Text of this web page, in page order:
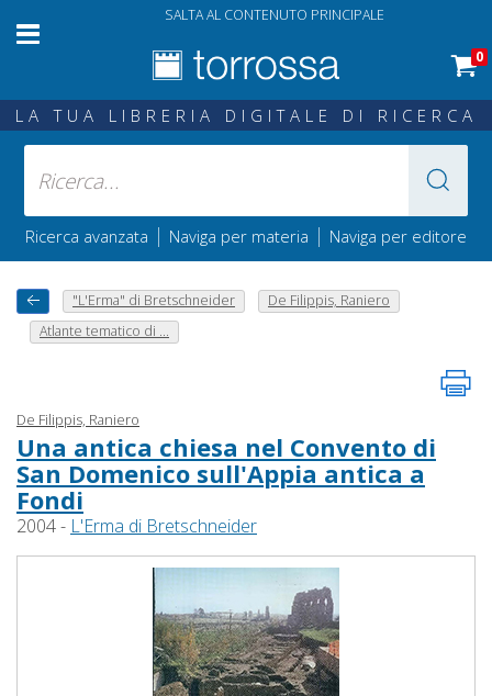
SALTA AL CONTENUTO PRINCIPALE
0
LA TUA LIBRERIA DIGITALE DI RICERCA
Ricerca avanzata | Naviga per materia | Naviga per editore
"L'Erma" di Bretschneider
De Filippis, Raniero
Atlante tematico di ...
De Filippis, Raniero
Una antica chiesa nel Convento di
San Domenico sull'Appia antica a
Fondi
2004 - L'Erma di Bretschneider